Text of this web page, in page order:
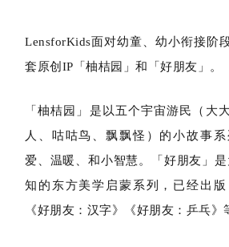
LensforKids面对幼童、幼小衔接阶
套原创IP「柚桔园」和「好朋友」。
「柚桔园」是以五个宇宙游民（大
人、咕咕鸟、飘飘怪）的小故事
爱、温暖、和小智慧。「好朋友」
知的东方美学启蒙系列，已经出版
《好朋友：汉字》《好朋友：乒乓》